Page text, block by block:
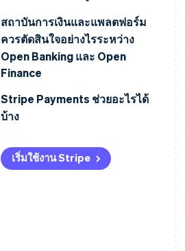
สถาบันการเงินและแพลตฟอร์ม
ควรตัดสินใจอย่างไรระหว่าง
Open Banking และ Open
Finance
Stripe Payments ช่วยอะไรได้
บ้าง
เริ่มใช้งาน Stripe